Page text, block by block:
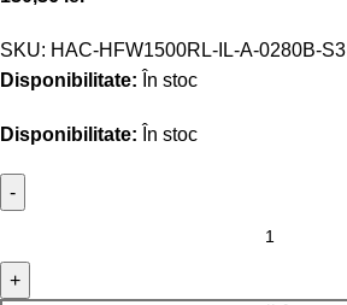
SKU: HAC-HFW1500RL-IL-A-0280B-S3
Disponibilitate: În stoc
Disponibilitate: În stoc